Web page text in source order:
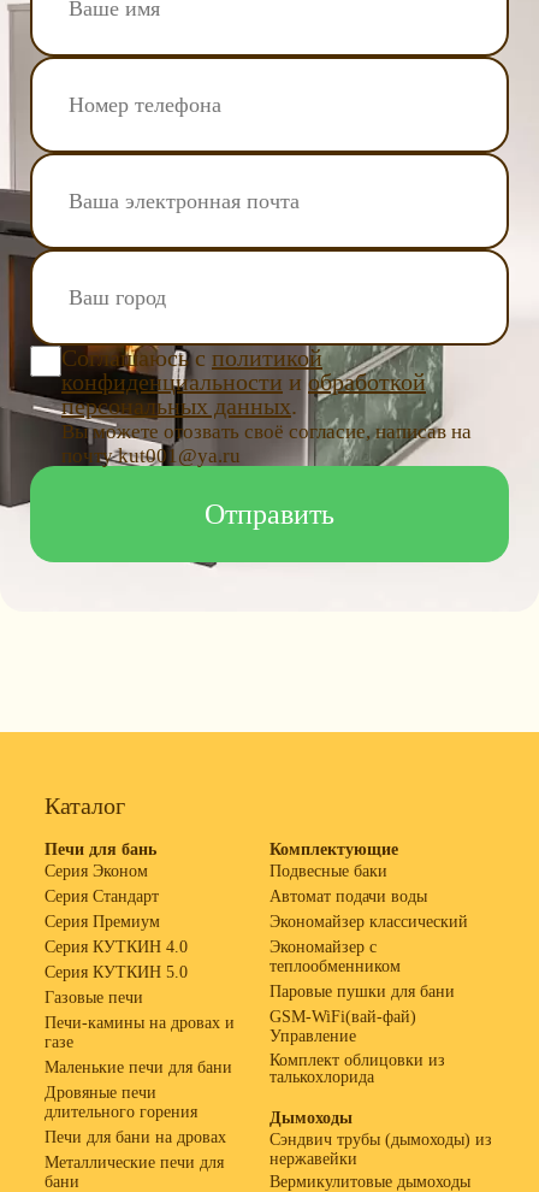
Соглашаюсь с политикой
конфиденциальности и обработкой
персональных данных.
Вы можете отозвать своё согласие, написав на
почту kut001@ya.ru
Каталог
Печи для бань
Серия Эконом
Серия Стандарт
Серия Премиум
Серия КУТКИН 4.0
Серия КУТКИН 5.0
Газовые печи
Печи-камины на дровах и
газе
Маленькие печи для бани
Дровяные печи
длительного горения
Печи для бани на дровах
Металлические печи для
бани
Комплектующие
Подвесные баки
Автомат подачи воды
Экономайзер классический
Экономайзер с
теплообменником
Паровые пушки для бани
GSM-WiFi(вай-фай)
Управление
Комплект облицовки из
талькохлорида
Дымоходы
Сэндвич трубы (дымоходы) из
нержавейки
Вермикулитовые дымоходы